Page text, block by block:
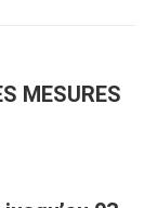
MESURES